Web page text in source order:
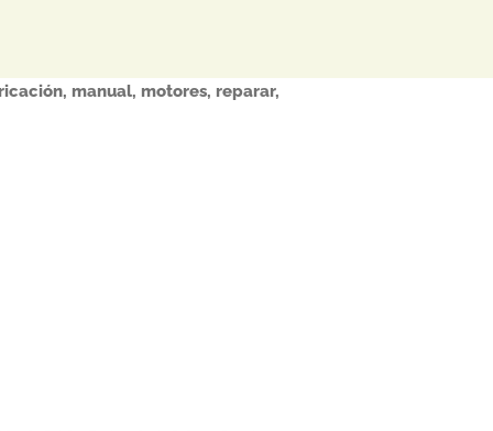
, manual, motores, reparar,